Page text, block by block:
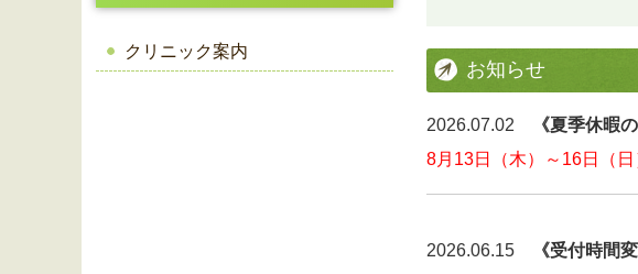
クリニック案内
お知らせ
2026.07.02
《夏季休暇
8月13日（木）～16日（
2026.06.15
《受付時間